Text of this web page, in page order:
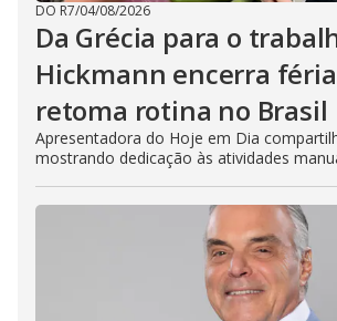
DO R7/04/08/2026
Da Grécia para o
Hickmann encerra
retoma rotina no Brasil
Apresentadora do Hoje em Dia
mostrando dedicação às atividades